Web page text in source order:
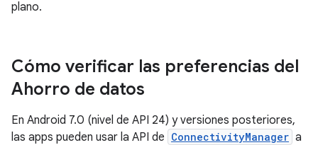
plano.
Cómo verificar las preferencias del
Ahorro de datos
En Android 7.0 (nivel de API 24) y versiones posteriores,
las apps pueden usar la API de ConnectivityManager a